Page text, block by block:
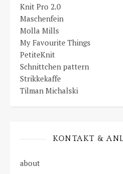
Knit Pro 2.0
Maschenfein
Molla Mills
My Favourite Things
PetiteKnit
Schnittchen pattern
Strikkekaffe
Tilman Michalski
KONTAKT &
about